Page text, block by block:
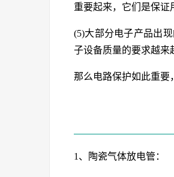
重要起来，它们是保证
(5)大部分电子产品出
子设备质量的要求越来
那么电路保护如此重要
1、陶瓷气体放电管：